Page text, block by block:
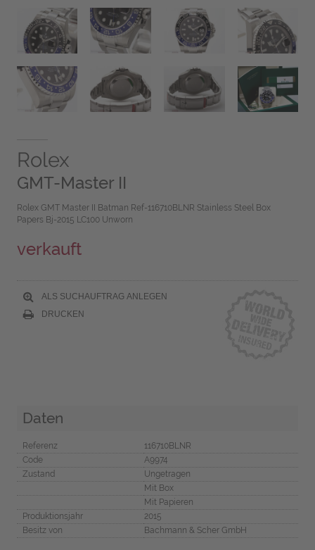
Rolex
GMT-Master II
Rolex GMT Master II Batman Ref-116710BLNR Stainless Steel Box
Papers Bj-2015 LC100 Unworn
verkauft
ALS SUCHAUFTRAG ANLEGEN
DRUCKEN
Daten
Referenz
116710BLNR
Code
A9974
Zustand
Ungetragen
Mit Box
Mit Papieren
Produktionsjahr
2015
Besitz von
Bachmann & Scher GmbH